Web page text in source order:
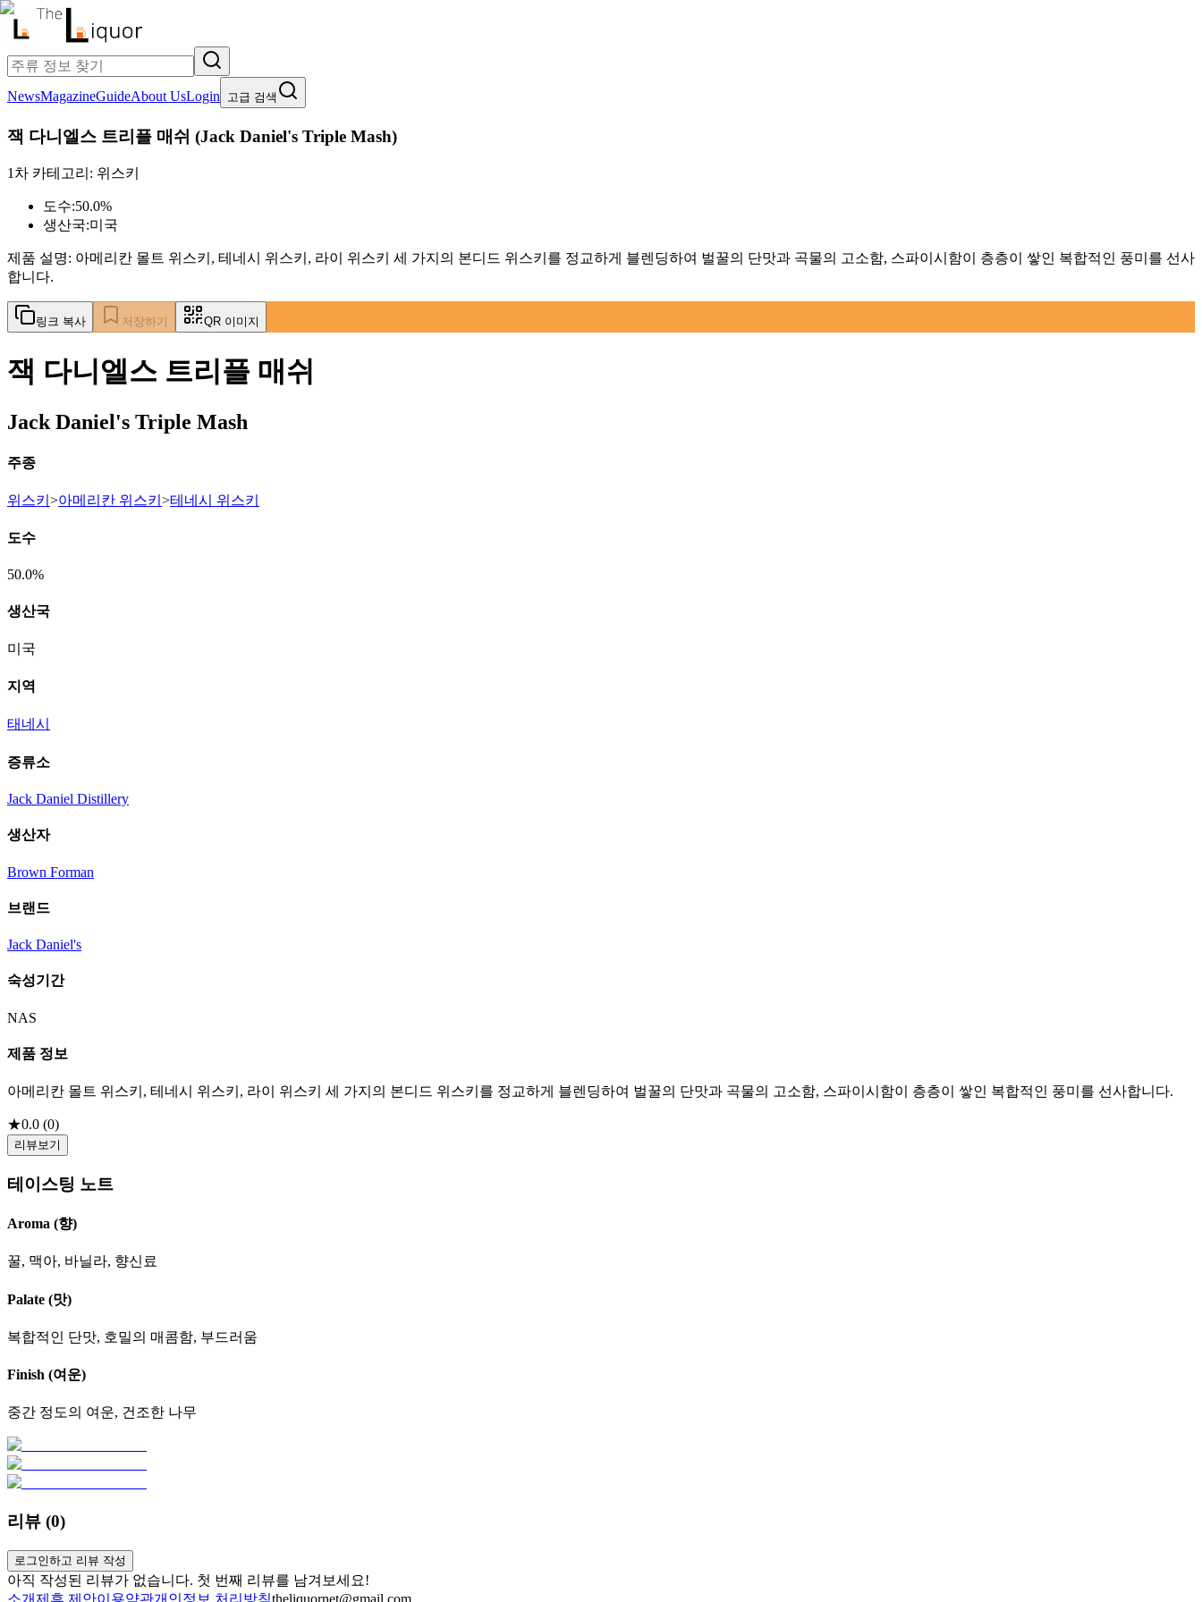
NewsMagazineGuideAbout UsLogin 고급 검색
잭 다니엘스 트리플 매쉬 (Jack Daniel's Triple Mash)
1차 카테고리: 위스키
도수:50.0%
생산국:미국
제품 설명: 아메리칸 몰트 위스키, 테네시 위스키, 라이 위스키 세 가지의 본디드 위스키를 정교하게 블렌딩하여 벌꿀의 단맛과 곡물의 고소함, 스파이시함이 층층이 쌓인 복합적인 풍미를 선사
합니다.
링크 복사 저장하기 QR 이미지
잭 다니엘스 트리플 매쉬
Jack Daniel's Triple Mash
주종
위스키 >아메리칸 위스키 >테네시 위스키
도수
50.0%
생산국
미국
지역
태네시
증류소
Jack Daniel Distillery
생산자
Brown Forman
브랜드
Jack Daniel's
숙성기간
NAS
제품 정보
아메리칸 몰트 위스키, 테네시 위스키, 라이 위스키 세 가지의 본디드 위스키를 정교하게 블렌딩하여 벌꿀의 단맛과 곡물의 고소함, 스파이시함이 층층이 쌓인 복합적인 풍미를 선사합니다.
★0.0 (0)
리뷰보기
테이스팅 노트
Aroma (향)
꿀, 맥아, 바닐라, 향신료
Palate (맛)
복합적인 단맛, 호밀의 매콤함, 부드러움
Finish (여운)
중간 정도의 여운, 건조한 나무
리뷰 (0)
로그인하고 리뷰 작성
아직 작성된 리뷰가 없습니다. 첫 번째 리뷰를 남겨보세요!
소개 제휴 제안이용약관개인정보 처리방침theliquornet@gmail.com